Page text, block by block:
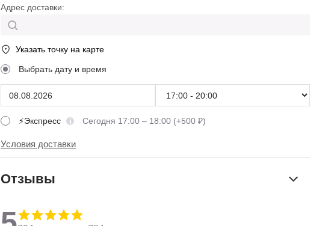
Адрес доставки:
Указать точку на карте
Выбрать дату и время
⚡Экспресс Сегодня 17:00 – 18:00 (+500 ₽)
Условия доставки
Отзывы